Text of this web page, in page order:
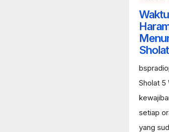
Sholat
Sholat 5
setiap
yang